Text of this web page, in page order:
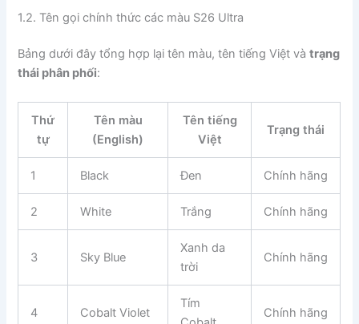
1.2. Tên gọi chính thức các màu S26 Ultra
Bảng dưới đây tổng hợp lại tên màu, tên tiếng Việt vàtrạng
thái phân phối:
Thứ
tự
Tên màu
(English)
Tên tiếng
Việt
Trạng thái
1 Black Đen Chính hãng
2 White Trắng Chính hãng
3 Sky Blue
Xanh da
trời
Chính hãng
4 Cobalt Violet
Tím
Chính hãng